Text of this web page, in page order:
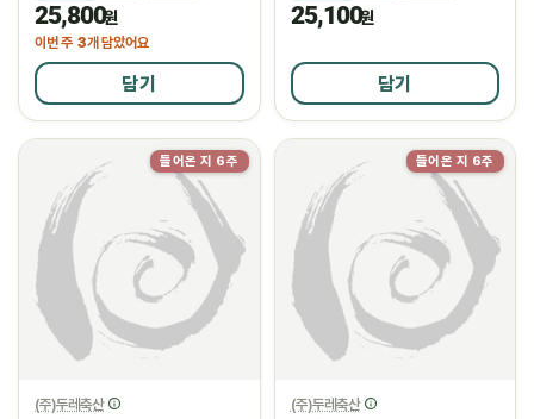
냉장
25,800원
이번 주 3개 담았어요
담기
냉장
25,100원
담기
들어온 지 6주
(주)두레축산
들어온 지 6주
(주)두레축산